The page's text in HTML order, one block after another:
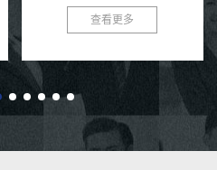
中，供水系统的稳定与安全至关重
要。螺旋钢管，作为一种优质的管
查看更多